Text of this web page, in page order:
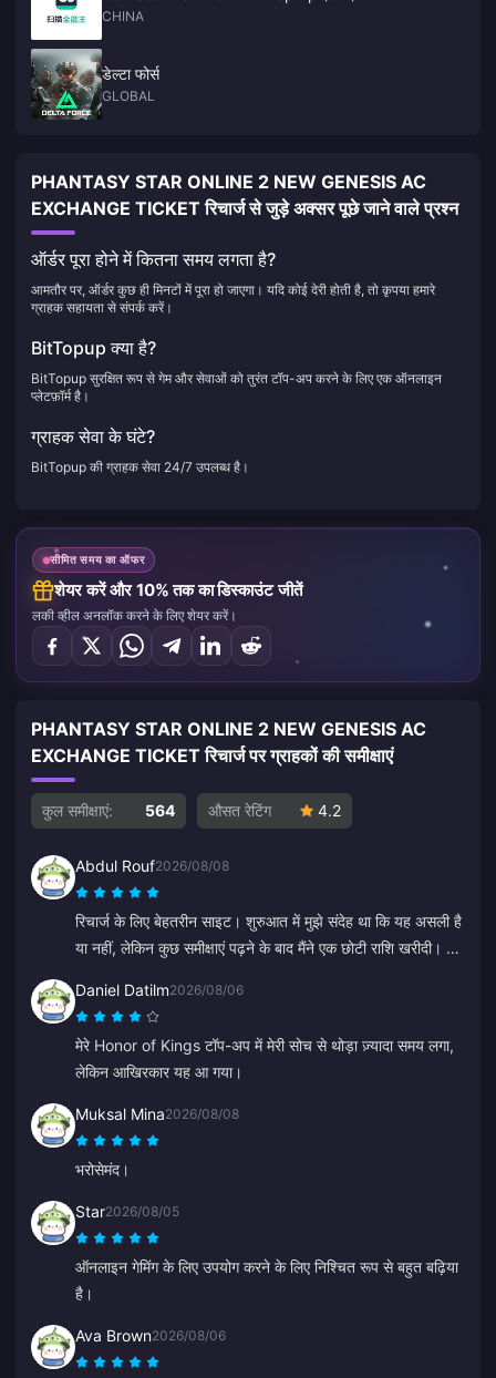
CHINA
डेल्टा फोर्स
GLOBAL
PHANTASY STAR ONLINE 2 NEW GENESIS AC
EXCHANGE TICKET रिचार्ज से जुड़े अक्सर पूछे जाने वाले प्रश्न
ऑर्डर पूरा होने में कितना समय लगता है?
आमतौर पर, ऑर्डर कुछ ही मिनटों में पूरा हो जाएगा। यदि कोई देरी होती है, तो कृपया हमारे
ग्राहक सहायता से संपर्क करें।
BitTopup क्या है?
BitTopup सुरक्षित रूप से गेम और सेवाओं को तुरंत टॉप-अप करने के लिए एक ऑनलाइन
प्लेटफ़ॉर्म है।
ग्राहक सेवा के घंटे?
BitTopup की ग्राहक सेवा 24/7 उपलब्ध है।
सीमित समय का ऑफर
शेयर करें और 10% तक का डिस्काउंट जीतें
लकी व्हील अनलॉक करने के लिए शेयर करें।
PHANTASY STAR ONLINE 2 NEW GENESIS AC
EXCHANGE TICKET रिचार्ज पर ग्राहकों की समीक्षाएं
कुल समीक्षाएं: 564 औसत रेटिंग 4.2
Abdul Rouf2026/08/08
रिचार्ज के लिए बेहतरीन साइट। शुरुआत में मुझे संदेह था कि यह असली है
या नहीं, लेकिन कुछ समीक्षाएं पढ़ने के बाद मैंने एक छोटी राशि खरीदी। यह
Daniel Datilm2026/08/06
मेरे Honor of Kings टॉप-अप में मेरी सोच से थोड़ा ज़्यादा समय लगा,
लेकिन आखिरकार यह आ गया।
Muksal Mina2026/08/08
भरोसेमंद।
Star2026/08/05
ऑनलाइन गेमिंग के लिए उपयोग करने के लिए निश्चित रूप से बहुत बढ़िया
है।
Ava Brown2026/08/06